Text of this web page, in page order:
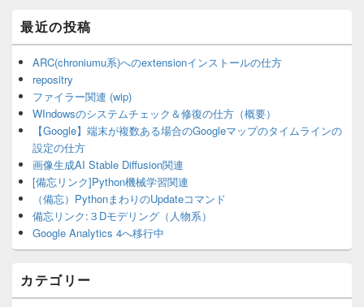
最近の投稿
ARC(chroniumu系)へのextensionインストールの仕方
repositry
ファイラー関連 (wip)
WIndowsのシステムチェック＆修復の仕方（概要）
【Google】端末が複数ある場合のGoogleマップのタイムラインの
設定の仕方
画像生成AI Stable Diffusion関連
[備忘リンク]Python機械学習関連
（備忘）PythonまわりのUpdateコマンド
備忘リンク:３Dモデリング（人物系）
Google Analytics 4へ移行中
カテゴリー